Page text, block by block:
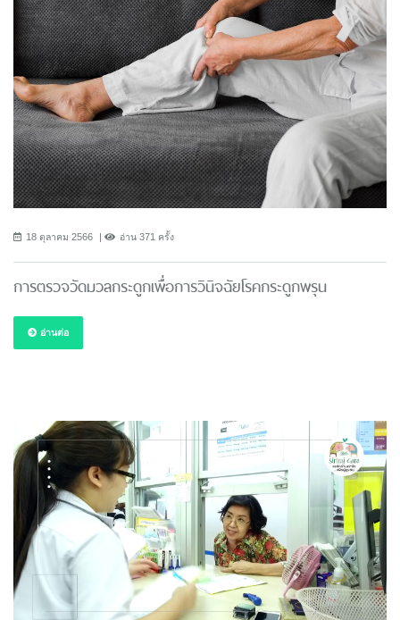
18 ตุลาคม 2566 อ่าน 371 ครั้ง
การตรวจวัดมวลกระดูกเพื่อการวินิจฉัยโรคกระดูกพรุน
อ่านต่อ